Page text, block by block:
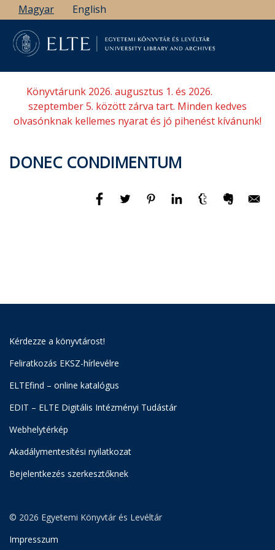
Ugrás
a
tartalomra
Magyar English
Könyvtárunk 2026. augusztus 1. és 2026.
szeptember 5. között zárva tart. Minden kedves
olvasónknak kellemes nyarat és jó pihenést kívánunk!
DONEC CONDIMENTUM
Kérdezze a könyvtárost!
Feliratkozás EKSZ-hírlevélre
ELTEfind – online katalógus
EDIT – ELTE Digitális Intézményi Tudástár
Webhelytérkép
Akadálymentesítési nyilatkozat
Bejelentkezés szerkesztőknek
© 2026 Egyetemi Könyvtár és Levéltár
Impresszum